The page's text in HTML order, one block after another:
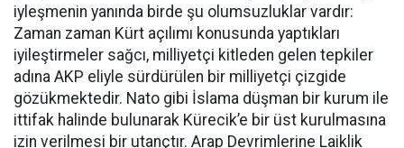
iyleşmenin yanında birde şu olumsuzluklar vardır:
Zaman zaman Kürt açılımı konusunda yaptıkları
iyileştirmeler sağcı, milliyetçi kitleden gelen tepkiler
adına AKP eliyle sürdürülen bir milliyetçi çizgide
gözükmektedir. Nato gibi İslama düşman bir kurum ile
ittifak halinde bulunarak Kürecik’e bir üst kurulmasına
izin verilmesi bir utançtır. Arap Devrimlerine Laiklik